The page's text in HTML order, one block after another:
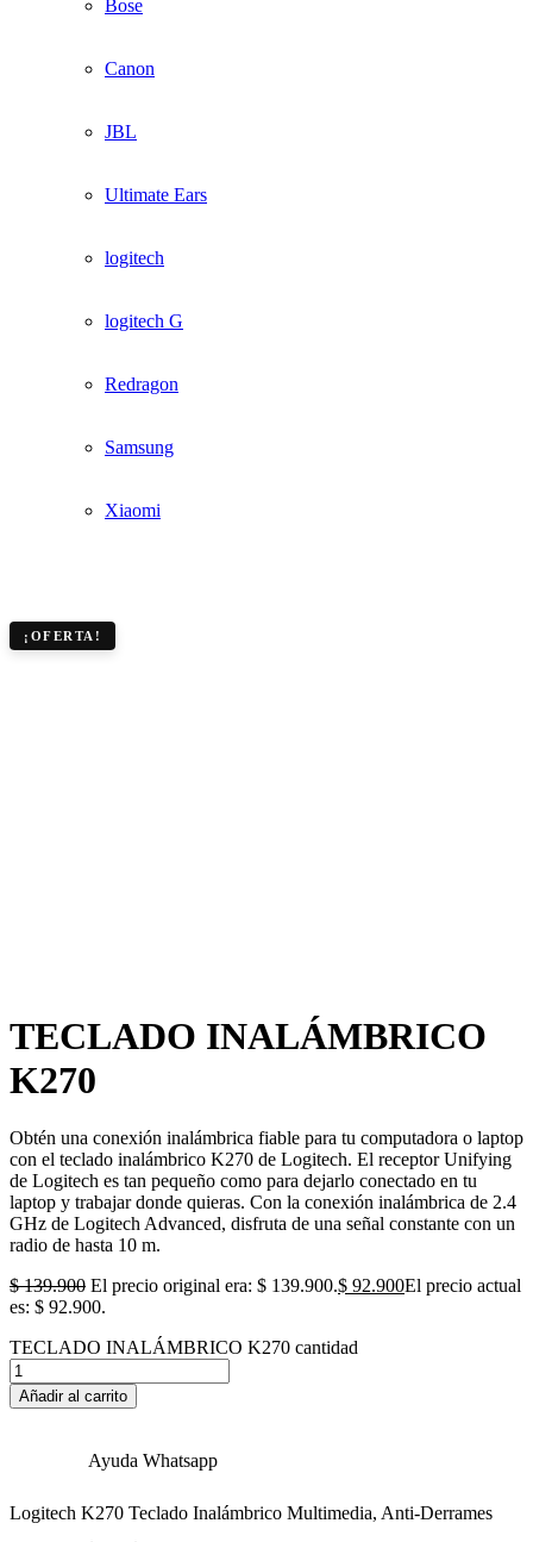
Bose
Canon
JBL
Ultimate Ears
logitech
logitech G
Redragon
Samsung
Xiaomi
¡OFERTA!
TECLADO INALÁMBRICO
K270
Obtén una conexión inalámbrica fiable para tu computadora o laptop
con el teclado inalámbrico K270 de Logitech. El receptor Unifying
de Logitech es tan pequeño como para dejarlo conectado en tu
laptop y trabajar donde quieras. Con la conexión inalámbrica de 2.4
GHz de Logitech Advanced, disfruta de una señal constante con un
radio de hasta 10 m.
$139.900 El precio original era: $ 139.900.$ 92.900El precio actual
es: $ 92.900.
TECLADO INALÁMBRICO K270 cantidad
Añadir al carrito
Ayuda Whatsapp
Logitech K270 Teclado Inalámbrico Multimedia, Anti-Derrames